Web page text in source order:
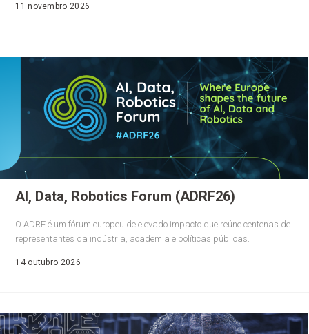
11 novembro 2026
AI, Data, Robotics Forum (ADRF26)
O ADRF é um fórum europeu de elevado impacto que reúne centenas de
representantes da indústria, academia e políticas públicas.
14 outubro 2026